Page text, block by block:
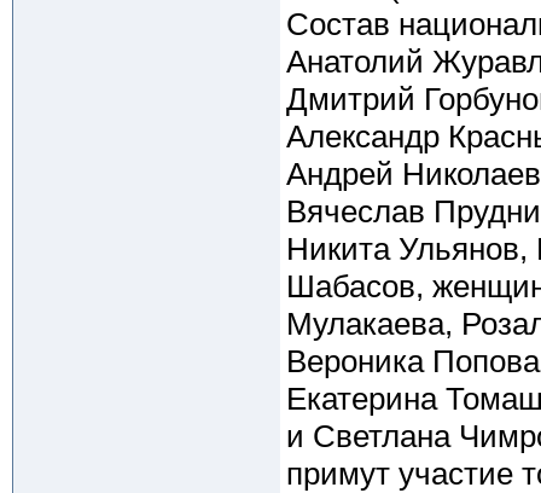
Состав
Анатолий
Дмитрий
Александр
Андрей
Вячеслав
Никита
Шабасов,
Мулакаева,
Вероника
Екатерина
и Светлана
примут участие